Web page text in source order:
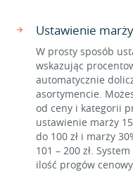
Ustawienie
W prosty sposób
wskazując
automatycznie
asortymencie.
od ceny i kategorii
ustawienie marży
do 100 zł i marży
101 – 200 zł.
ilość progów